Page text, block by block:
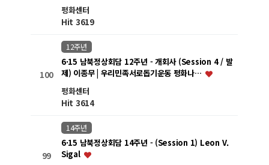
평화센터
Hit 3619
100
12주년
6·15 남북정상회담 12주년 - 개회사 (Session 4 / 발
제) 이종무 | 우리민족서로돕기운동 평화나…
평화센터
Hit 3614
99
14주년
6·15 남북정상회담 14주년 - (Session 1) Leon V.
Sigal